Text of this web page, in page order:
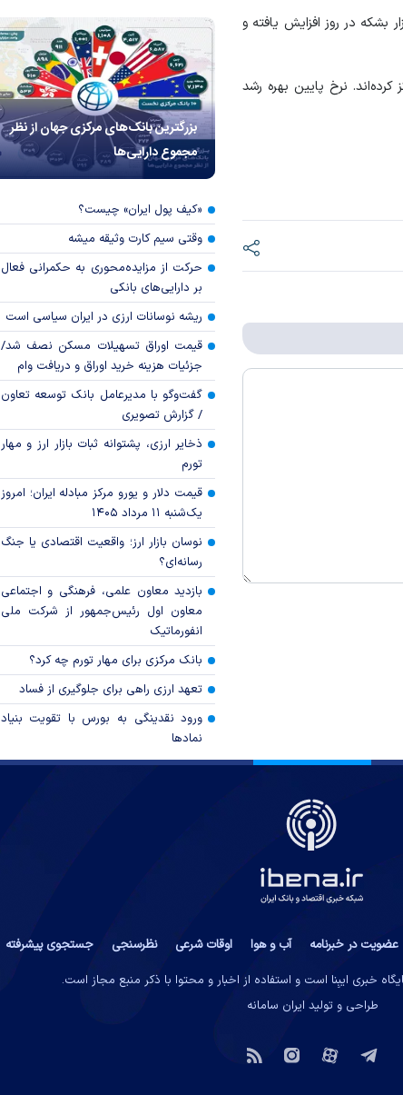
انرژی آمریکا در روز سه‌شنبه اعلام کرد تولید نفت این کشور ۲۵۹ هزار بشکه در روز افزایش یافته و
کرده‌اند. نرخ پایین بهره رشد
بزرگترین بانک‌های مرکزی جهان از نظر
مجموع دارایی‌ها
«کیف پول ایران» چیست؟
وقتی سیم کارت وثیقه میشه
حرکت از مزایده‌محوری به حکمرانی فعال
بر دارایی‌های بانکی
ریشه نوسانات ارزی در ایران سیاسی است
قیمت اوراق تسهیلات مسکن نصف شد/
جزئیات هزینه خرید اوراق و دریافت وام
گفت‌وگو با مدیرعامل بانک توسعه تعاون
/ گزارش تصویری
ذخایر ارزی، پشتوانه ثبات بازار ارز و مهار
تورم
قیمت دلار و یورو مرکز مبادله ایران؛ امروز
یک‌شنبه ۱۱ مرداد ۱۴۰۵
نوسان بازار ارز؛ واقعیت اقتصادی یا جنگ
رسانه‌ای؟
بازدید معاون علمی، فرهنگی و اجتماعی
معاون اول رئیس‌جمهور از شرکت ملی
انفورماتیک
بانک مرکزی برای مهار تورم چه کرد؟
تعهد ارزی راهی برای جلوگیری از فساد
ورود نقدینگی به بورس با تقویت بنیاد
نمادها
عضویت در خبرنامه آب و هوا اوقات شرعی نظرسنجی
جستجوی پیشرفته
خبری ایبِنا است و استفاده از اخبار و محتوا با ذکر منبع مجاز است.
طراحی و تولید ایران سامانه